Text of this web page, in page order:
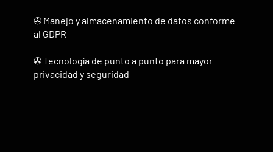
✇ Manejo y almacenamiento de datos conforme
al GDPR
✇ Tecnología de punto a punto para mayor
privacidad y seguridad